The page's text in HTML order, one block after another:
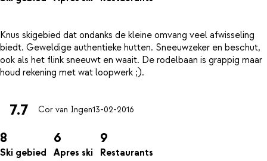
Knus skigebied dat ondanks de kleine omvang veel afwisseling
biedt. Geweldige authentieke hutten. Sneeuwzeker en beschut,
ook als het flink sneeuwt en waait. De rodelbaan is grappig maar
7.7 Cor van Ingen13-02-2016
8
Ski gebied
6
Apres ski
9
Restaurants